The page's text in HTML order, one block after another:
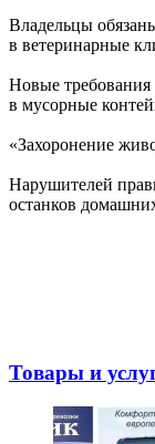
Владельцы
в ветеринарные
Новые требования
в мусорные
«Захоронение
Нарушителей
останков
Товары и